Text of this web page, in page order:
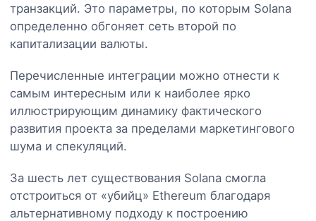
транзакций. Это параметры, по которым Solana
определенно обгоняет сеть второй по
капитализации валюты.
Перечисленные интеграции можно отнести к
самым интересным или к наиболее ярко
иллюстрирующим динамику фактического
развития проекта за пределами маркетингового
шума и спекуляций.
За шесть лет существования Solana смогла
отстроиться от «убийц» Ethereum благодаря
альтернативному подходу к построению